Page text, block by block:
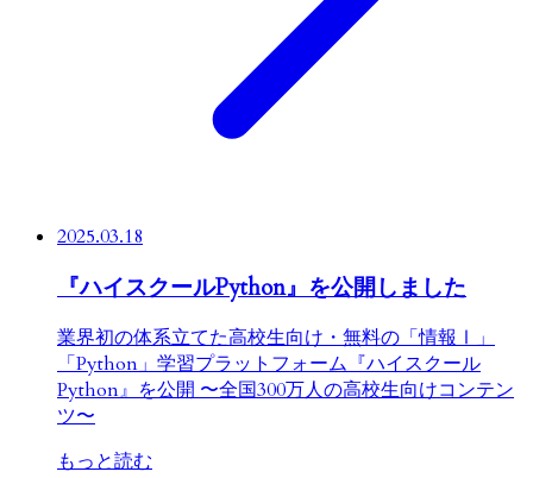
2025.03.18
『ハイスクールPython』を公開しました
業界初の体系立てた高校生向け・無料の「情報Ⅰ」
「Python」学習プラットフォーム『ハイスクール
Python』を公開 〜全国300万人の高校生向けコンテン
ツ〜
もっと読む